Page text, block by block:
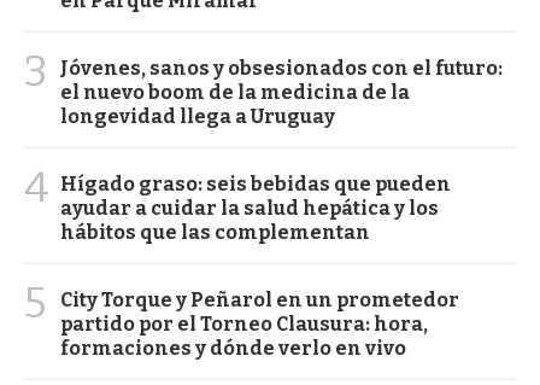
3
Jóvenes, sanos y obsesionados con el futuro:
el nuevo boom de la medicina de la
longevidad llega a Uruguay
4 Hígado graso: seis bebidas que pueden
ayudar a cuidar la salud hepática y los
hábitos que las complementan
5
City Torque y Peñarol en un prometedor
partido por el Torneo Clausura: hora,
formaciones y dónde verlo en vivo